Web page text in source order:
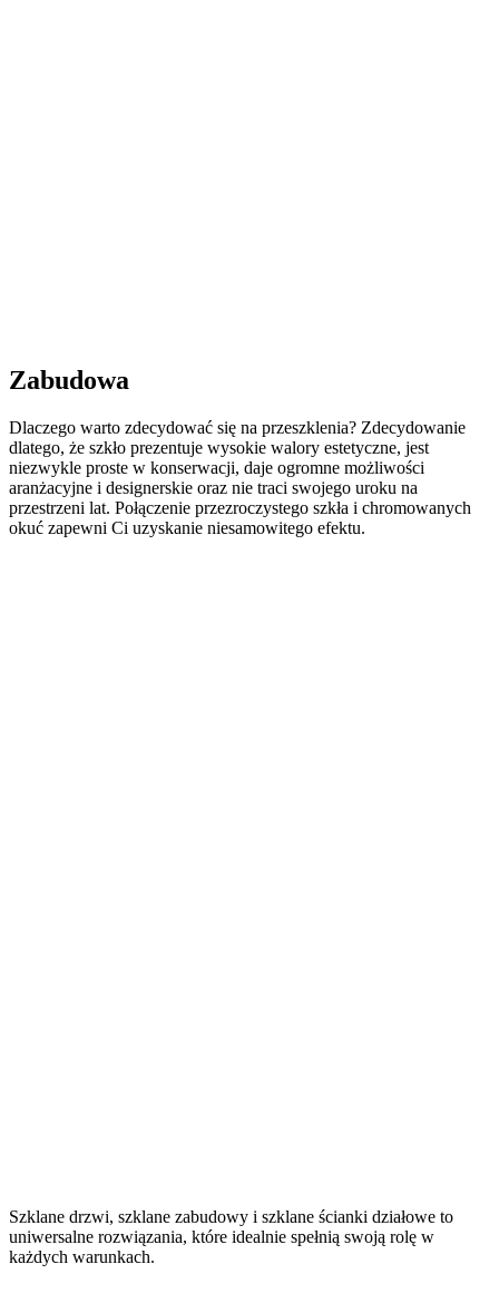
Zabudowa
Dlaczego warto zdecydować się na przeszklenia? Zdecydowanie
dlatego, że szkło prezentuje wysokie walory estetyczne, jest
niezwykle proste w konserwacji, daje ogromne możliwości
aranżacyjne i designerskie oraz nie traci swojego uroku na
przestrzeni lat. Połączenie przezroczystego szkła i chromowanych
okuć zapewni Ci uzyskanie niesamowitego efektu.
Szklane drzwi, szklane zabudowy i szklane ścianki działowe to
uniwersalne rozwiązania, które idealnie spełnią swoją rolę w
każdych warunkach.